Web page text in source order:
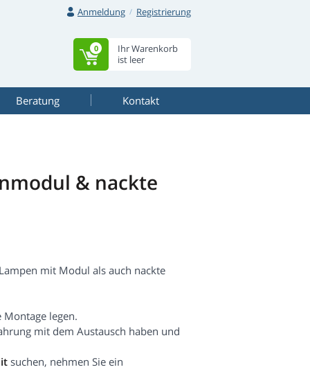
Anmeldung Registrierung
Ihr Warenkorb
ist leer
0
Beratung Kontakt
& nackte
mit Modul als auch nackte
Montage legen.
mit dem Austausch haben und
suchen, nehmen Sie ein